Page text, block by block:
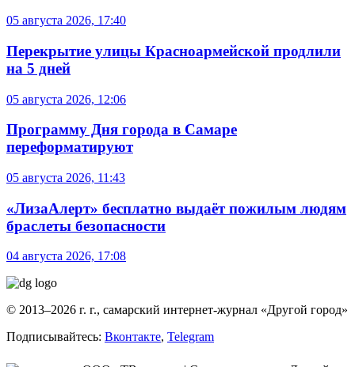
05 августа 2026, 17:40
Перекрытие улицы Красноармейской продлили
на 5 дней
05 августа 2026, 12:06
Программу Дня города в Самаре
переформатируют
05 августа 2026, 11:43
«ЛизаАлерт» бесплатно выдаёт пожилым людям
браслеты безопасности
04 августа 2026, 17:08
© 2013–2026 г. г., самарский интернет-журнал «Другой город»
Подписывайтесь: Вконтакте, Telegram